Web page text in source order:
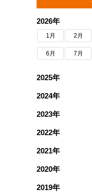
2026年
1月 2月
6月 7月
2025年
2024年
2023年
2022年
2021年
2020年
2019年